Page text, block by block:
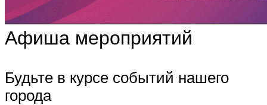
Афиша мероприятий
Будьте в курсе событий нашего
города